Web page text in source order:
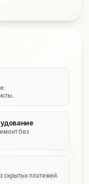
без
скрытых платежей.